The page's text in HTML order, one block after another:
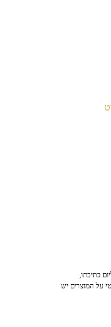
כתיבתו,
על המוצרים יש